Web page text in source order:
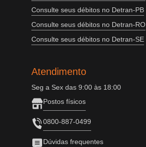
Consulte seus débitos no Detran-PB
Consulte seus débitos no Detran-RO
Consulte seus débitos no Detran-SE
Atendimento
Seg a Sex das 9:00 às 18:00
Postos físicos
0800-887-0499
Dúvidas frequentes